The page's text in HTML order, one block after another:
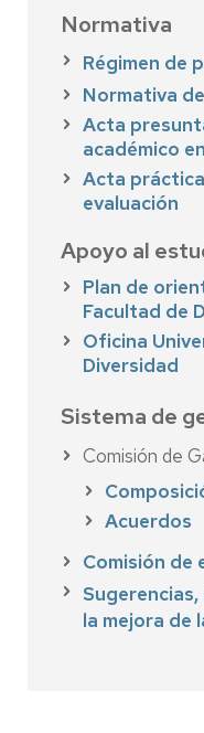
Normativa
Régimen de
Normativa
Acta
académico
Acta
evaluación
Apoyo al
Plan de
Facultad de
Oficina
Diversidad
Sistema de
Comisión de
Acuerdos
Comisión de
S
la mejora de